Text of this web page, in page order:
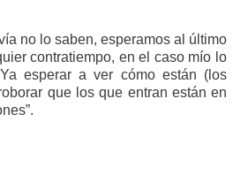
no lo saben, esperamos al último
contratiempo, en el caso mío lo
esperar a ver cómo están (los
que los que entran están en